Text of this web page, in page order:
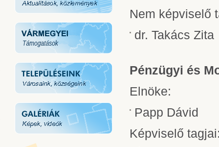
Nem képviselő
dr. Takács Zita
Pénzügyi és
Elnöke:
Papp Dávid
Képviselő